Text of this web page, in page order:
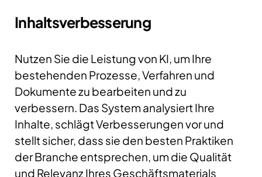
Inhaltsverbesserung
Nutzen Sie die Leistung von KI, um Ihre
bestehenden Prozesse, Verfahren und
Dokumente zu bearbeiten und zu
verbessern. Das System analysiert Ihre
Inhalte, schlägt Verbesserungen vor und
stellt sicher, dass sie den besten Praktiken
der Branche entsprechen, um die Qualität
und Relevanz Ihres Geschäftsmaterials